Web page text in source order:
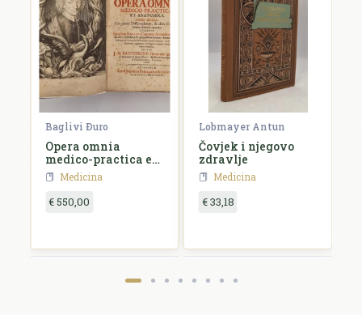
Baglivi Ðuro
Opera omnia
medico-practica et
anatomica
Medicina
€ 550,00
Lobmayer Antun
Čovjek i njegovo
zdravlje
Medicina
€ 33,18